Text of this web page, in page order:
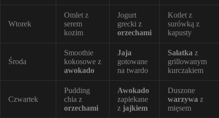
Wtorek
Omlet z
serem
kozim
Jogurt
grecki z
orzechami
Kotlet z
surówką z
kapusty
Środa
Smoothie
kokosowe z
awokado
Jaja
gotowane
na twardo
Sałatka z
grillowanym
kurczakiem
Czwartek
Pudding
chia z
orzechami
Awokado
zapiekane
z jajkiem
Duszone
warzywa z
mięsem